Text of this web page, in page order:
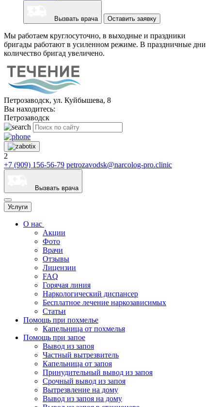
Вызвать врача Оставить заявку
Мы работаем круглосуточно, в выходные и праздники
бригады работают в усиленном режиме. В праздничные дни
количество бригад увеличено.
Петрозаводск, ул. Куйбышева, 8
Вы находитесь:
Петрозаводск
2
+7 (909) 156-56-79 petrozavodsk@narcolog-pro.clinic
Вызвать врача
Услуги
О нас
Акции
Фото
Врачи
Отзывы
Лицензии
FAQ
Горячая линия
Наркологический диспансер
Бесплатное лечение наркозависимых
Статьи
Помощь при похмелье
Капельница от похмелья
Помощь при запое
Вывод из запоя
Частный вытрезвитель
Капельница от запоя
Принудительный вывод из запоя
Срочный вывод из запоя
Вытрезвление на дому
Вывод из запоя на дому